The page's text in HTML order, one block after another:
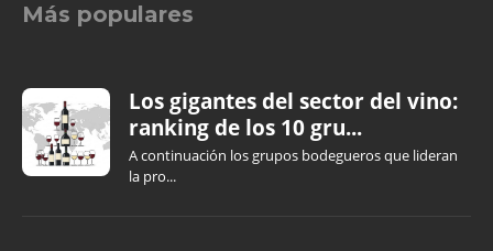
Más populares
Los gigantes del sector del vino:
ranking de los 10 gru...
A continuación los grupos bodegueros que lideran
la pro...